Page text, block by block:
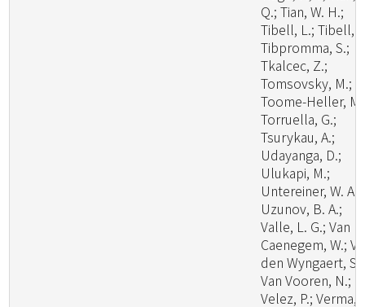
Q.; Tian, W. H.;
Tibell, L.; Tibell,
Tibpromma, S.;
Tkalcec, Z.;
Tomsovsky, M.;
Toome-Heller,
Torruella, G.;
Tsurykau, A.;
Udayanga, D.;
Ulukapi, M.;
Untereiner, W. A.;
Uzunov, B. A.;
Valle, L. G.; Van
Caenegem, W.;
den Wyngaert, S.;
Van Vooren, N.;
Velez, P.; Verma,